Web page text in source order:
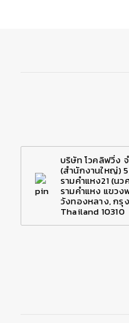
บริษัท โวคลิฟวิ่ง
(สำนักงานใหญ่)
รามคำแหง21 (น
รามคำแหง แขวง
วังทองหลาง, กรุ
Thailand 10310